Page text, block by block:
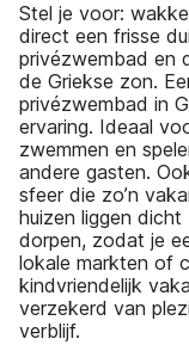
Stel je voor:
direct een frisse
privézwembad en
de Griekse zon.
privézwembad in
ervaring. Ideaal
zwemmen en
andere gasten.
sfeer die zo’n
huizen liggen
dorpen, zodat je
lokale markten of
kindvriendelijk
verzekerd van
verblijf.